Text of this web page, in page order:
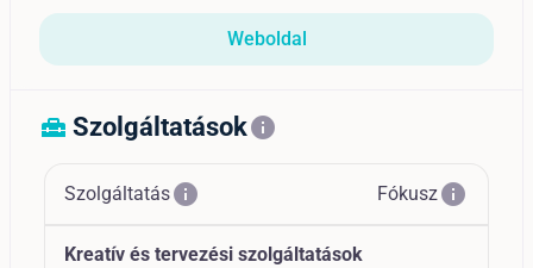
Weboldal
home_repair_service Szolgáltatásokinfo
Szolgáltatásinfo Fókuszinfo
Kreatív és tervezési szolgáltatások